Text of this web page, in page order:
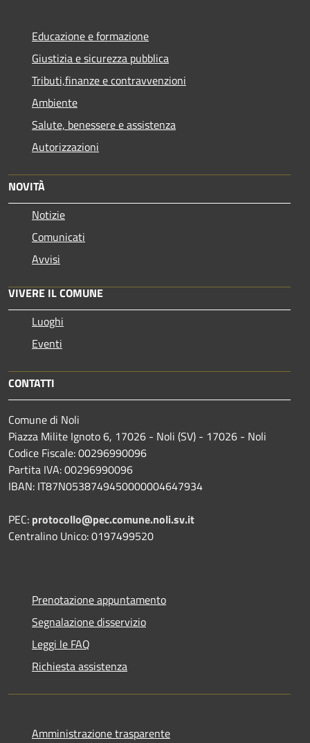
Educazione e formazione
Giustizia e sicurezza pubblica
Tributi,finanze e contravvenzioni
Ambiente
Salute, benessere e assistenza
Autorizzazioni
NOVITÀ
Notizie
Comunicati
Avvisi
VIVERE IL COMUNE
Luoghi
Eventi
CONTATTI
Comune di Noli
Piazza Milite Ignoto 6, 17026 - Noli (SV) - 17026 - Noli
Codice Fiscale: 00296990096
Partita IVA: 00296990096
IBAN: IT87N0538749450000004647934
PEC: protocollo@pec.comune.noli.sv.it
Centralino Unico: 0197499520
Prenotazione appuntamento
Segnalazione disservizio
Leggi le FAQ
Richiesta assistenza
Amministrazione trasparente